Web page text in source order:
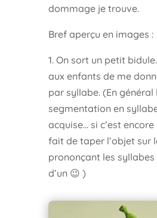
dommage je trouve.
Bref aperçu en images :
1. On sort un petit
aux enfants de me
par syllabe. (En général
segmentation en
acquise… si c’est
fait de taper l’objet sur
prononçant les syllabes
d’un 😉 )